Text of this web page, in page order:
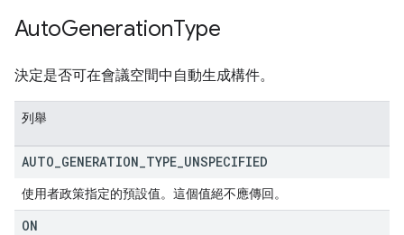
AutoGenerationType
決定是否可在會議空間中自動生成構件。
列舉
AUTO GENERATION TYPE UNSPECIFIED
使用者政策指定的預設值。這個值絕不應傳回。
ON